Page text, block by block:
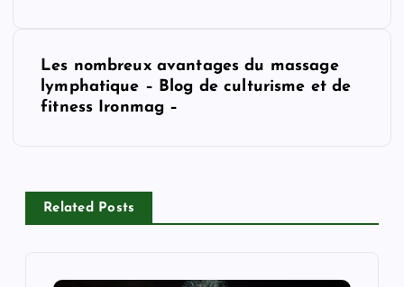
v
Les nombreux avantages du massage
lymphatique – Blog de culturisme et de
fitness Ironmag –
Related Posts